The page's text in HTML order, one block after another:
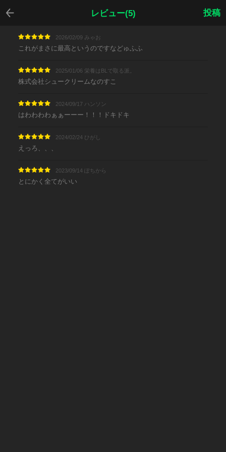
レビュー(5)
戻る
投稿
2026/02/09 みゃお
これがまさに最高というのですなどゅふふ
2025/01/06 栄養はBLで取る派。
株式会社シュークリームなのすこ
2024/09/17 ハンソン
はわわわわぁぁーーー！！！ドキドキ
2024/02/24 ひがし
えっろ、、、
2023/09/14 ぽちから
とにかく全てがいい